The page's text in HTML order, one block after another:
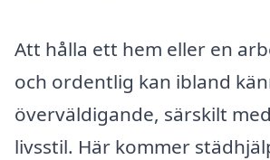
Att hålla ett hem eller en
och ordentlig kan ibland
överväldigande, särskilt
livsstil. Här kommer